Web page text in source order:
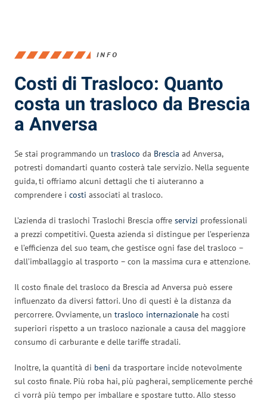
INFO
Costi di Trasloco: Quanto
costa un trasloco da Brescia
a Anversa
Se stai programmando un trasloco da Brescia ad Anversa,
potresti domandarti quanto costerà tale servizio. Nella seguente
guida, ti offriamo alcuni dettagli che ti aiuteranno a
comprendere i costi associati al trasloco.
L’azienda di traslochi Traslochi Brescia offre servizi professionali
a prezzi competitivi. Questa azienda si distingue per l’esperienza
e l’efficienza del suo team, che gestisce ogni fase del trasloco –
dall’imballaggio al trasporto – con la massima cura e attenzione.
Il costo finale del trasloco da Brescia ad Anversa può essere
influenzato da diversi fattori. Uno di questi è la distanza da
percorrere. Ovviamente, un trasloco internazionale ha costi
superiori rispetto a un trasloco nazionale a causa del maggiore
consumo di carburante e delle tariffe stradali.
Inoltre, la quantità di beni da trasportare incide notevolmente
sul costo finale. Più roba hai, più pagherai, semplicemente perché
ci vorrà più tempo per imballare e spostare tutto. Allo stesso